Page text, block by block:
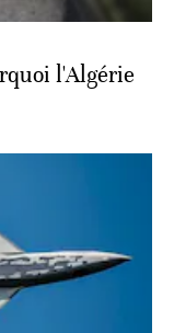
l'Algérie